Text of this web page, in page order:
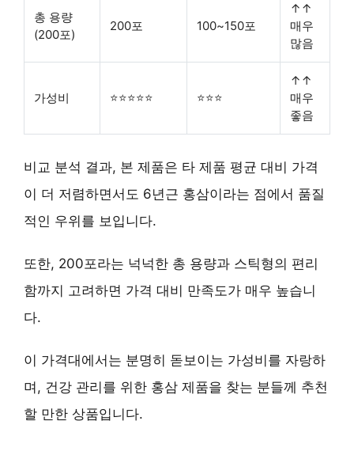
총 용량
(200포)
200포 100~150포
↑↑
매우
많음
가성비 ⭐⭐⭐⭐⭐ ⭐⭐⭐
↑↑
매우
좋음
비교 분석 결과, 본 제품은 타 제품 평균 대비 가격
이 더 저렴하면서도 6년근 홍삼이라는 점에서 품질
적인 우위를 보입니다.
또한, 200포라는 넉넉한 총 용량과 스틱형의 편리
함까지 고려하면 가격 대비 만족도가 매우 높습니
다.
이 가격대에서는 분명히 돋보이는 가성비 를 자랑하
며, 건강 관리를 위한 홍삼 제품을 찾는 분들께 추천
할 만한 상품입니다.